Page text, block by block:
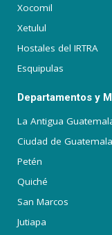
Xocomil
Xetulul
Hostales del IRTRA
Esquipulas
Departamentos y
La Antigua
Ciudad de Guatemala
Petén
Quiché
San Marcos
Jutiapa